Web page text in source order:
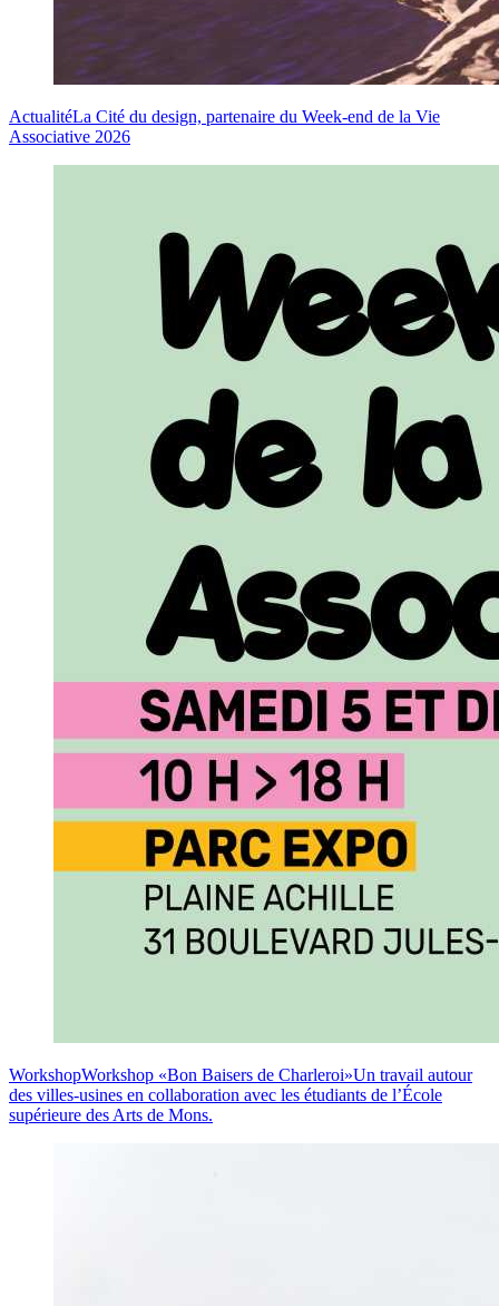
ActualitéLa Cité du design, partenaire du Week-end de la Vie
Associative 2026
WorkshopWorkshop «Bon Baisers de Charleroi»Un travail autour
des villes-usines en collaboration avec les étudiants de l’École
supérieure des Arts de Mons.